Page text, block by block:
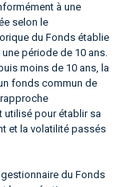
à une
selon le
du Fonds établie
période de 10 ans.
moins de 10 ans, la
fonds commun de
utilisé pour établir sa
et la volatilité passés
du Fonds